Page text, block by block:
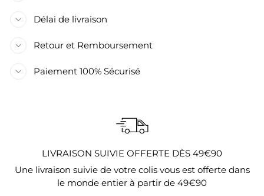
Délai de livraison
Retour et Remboursement
Paiement 100% Sécurisé
LIVRAISON SUIVIE OFFERTE DÈS 49€90
Une livraison suivie de votre colis vous est offerte dans
le monde entier à partir de 49€90